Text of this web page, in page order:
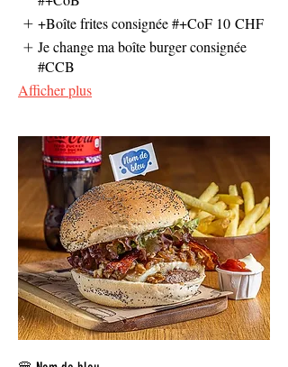
+Boîte frites consignée #+CoF 10 CHF
Je change ma boîte burger consignée
#CCB
Afficher plus